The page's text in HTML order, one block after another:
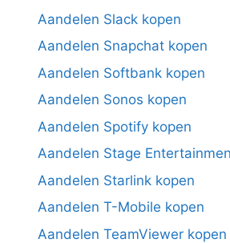
Aandelen Slack kopen
Aandelen Snapchat kopen
Aandelen Softbank kopen
Aandelen Sonos kopen
Aandelen Spotify kopen
Aandelen Stage
Aandelen Starlink kopen
Aandelen T-Mobile kopen
Aandelen TeamViewer kopen